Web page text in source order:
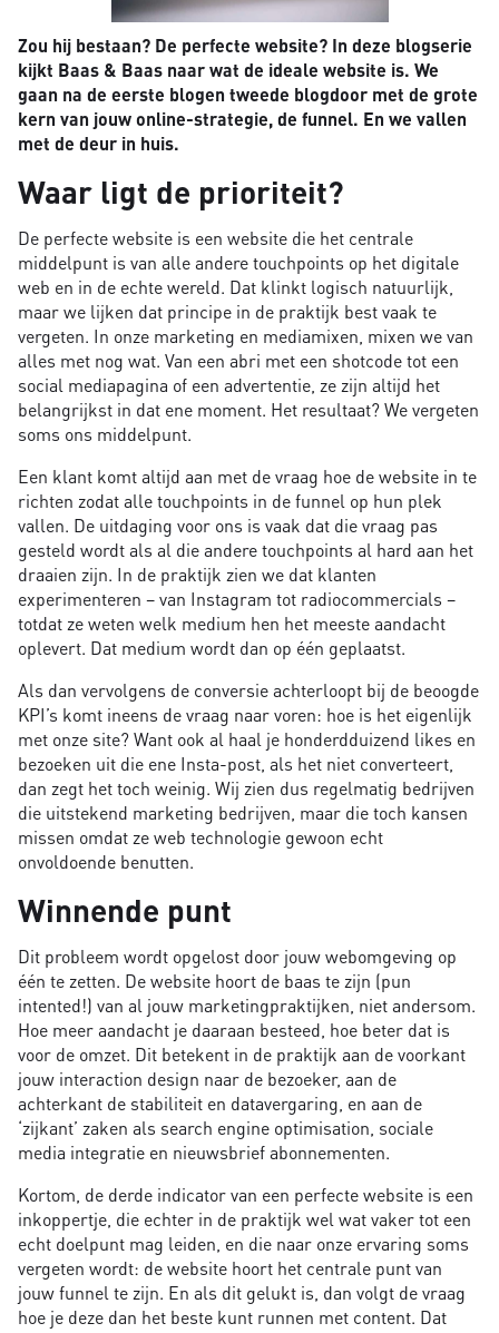
Zou hij bestaan? De perfecte website? In deze blogserie
kijkt Baas & Baas naar wat de ideale website is. We
gaan na de eerste blogen tweede blogdoor met de grote
kern van jouw online-strategie, de funnel. En we vallen
met de deur in huis.
Waar ligt de prioriteit?
De perfecte website is een website die het centrale
middelpunt is van alle andere touchpoints op het digitale
web en in de echte wereld. Dat klinkt logisch natuurlijk,
maar we lijken dat principe in de praktijk best vaak te
vergeten. In onze marketing en mediamixen, mixen we van
alles met nog wat. Van een abri met een shotcode tot een
social mediapagina of een advertentie, ze zijn altijd het
belangrijkst in dat ene moment. Het resultaat? We vergeten
soms ons middelpunt.
Een klant komt altijd aan met de vraag hoe de website in te
richten zodat alle touchpoints in de funnel op hun plek
vallen. De uitdaging voor ons is vaak dat die vraag pas
gesteld wordt als al die andere touchpoints al hard aan het
draaien zijn. In de praktijk zien we dat klanten
experimenteren – van Instagram tot radiocommercials –
totdat ze weten welk medium hen het meeste aandacht
oplevert. Dat medium wordt dan op één geplaatst.
Als dan vervolgens de conversie achterloopt bij de beoogde
KPI’s komt ineens de vraag naar voren: hoe is het eigenlijk
met onze site? Want ook al haal je honderdduizend likes en
bezoeken uit die ene Insta-post, als het niet converteert,
dan zegt het toch weinig. Wij zien dus regelmatig bedrijven
die uitstekend marketing bedrijven, maar die toch kansen
missen omdat ze web technologie gewoon echt
onvoldoende benutten.
Winnende punt
Dit probleem wordt opgelost door jouw webomgeving op
één te zetten. De website hoort de baas te zijn (pun
intented!) van al jouw marketingpraktijken, niet andersom.
Hoe meer aandacht je daaraan besteed, hoe beter dat is
voor de omzet. Dit betekent in de praktijk aan de voorkant
jouw interaction design naar de bezoeker, aan de
achterkant de stabiliteit en datavergaring, en aan de
‘zijkant’ zaken als search engine optimisation, sociale
media integratie en nieuwsbrief abonnementen.
Kortom, de derde indicator van een perfecte website is een
inkoppertje, die echter in de praktijk wel wat vaker tot een
echt doelpunt mag leiden, en die naar onze ervaring soms
vergeten wordt: de website hoort het centrale punt van
jouw funnel te zijn. En als dit gelukt is, dan volgt de vraag
hoe je deze dan het beste kunt runnen met content. Dat